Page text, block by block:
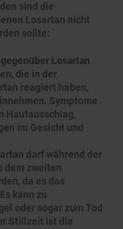
sind die
Losartan nicht
sollte:
Losartan
die in der
reagiert haben,
Symptome
Hautausschlag,
im Gesicht und
darf während der
dem zweiten
da es das
kann zu
oder sogar zum Tod
Stillzeit ist die